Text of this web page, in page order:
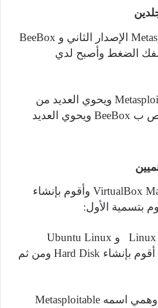
الإصدار الثاني و BeeBox
الضغط وأصبح لدي
ويحوي العديد من
ب BeeBox ويحوي العديد
VirtualBox وأقوم بإنشاء
بتسمية الأول:
Linux و Ubuntu Linux
Hard Disk ومن ثم
وهمي اسمه Metasploitable